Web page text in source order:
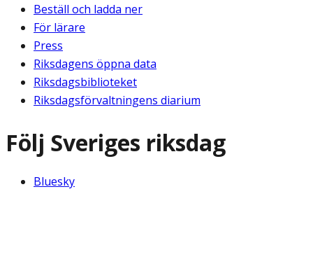
Beställ och ladda ner
För lärare
Press
Riksdagens öppna data
Riksdagsbiblioteket
Riksdagsförvaltningens diarium
Följ Sveriges riksdag
Bluesky